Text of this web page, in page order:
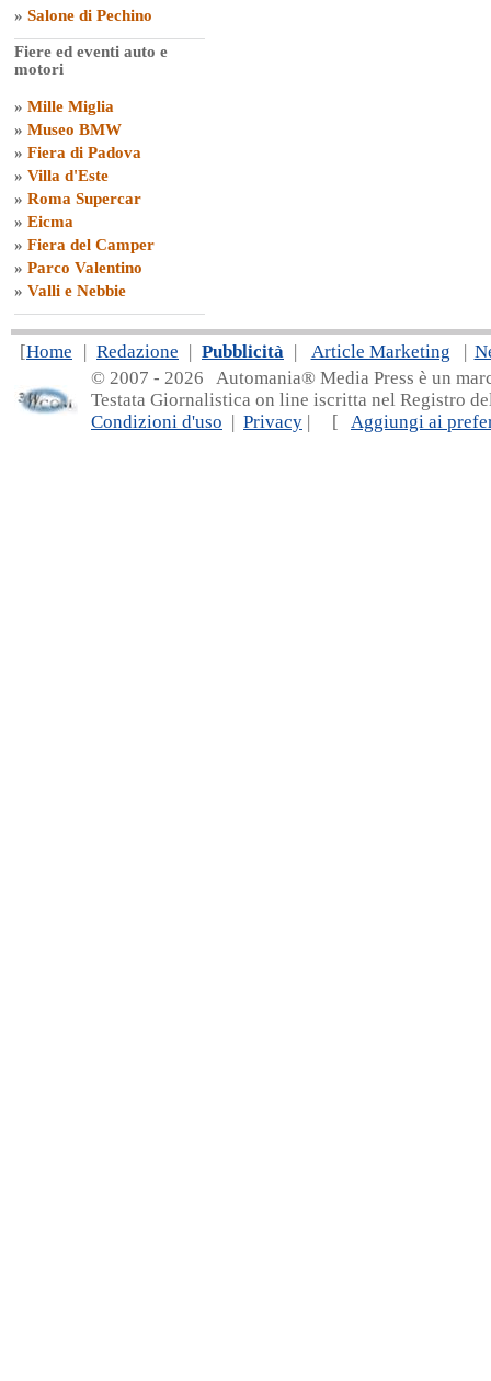
» Salone di Pechino
Fiere ed eventi auto e
motori
» Mille Miglia
» Museo BMW
» Fiera di Padova
» Villa d'Este
» Roma Supercar
» Eicma
» Fiera del Camper
» Parco Valentino
» Valli e Nebbie
[Home | Redazione | Pubblicità | Article Marketing |
© 2007 - 2026 Automania® Media Press è un
Testata Giornalistica on line iscritta nel Registro
Condizioni d'uso | Privacy | [ Aggiungi ai